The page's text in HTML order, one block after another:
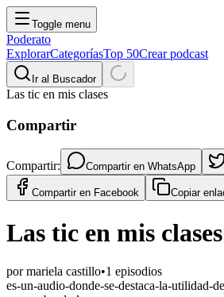
Toggle menu
Poderato
ExplorarCategoríasTop 50Crear podcast
Ir al Buscador
Las tic en mis clases
Compartir
Compartir: Compartir en WhatsApp
Compartir en Facebook Copiar
Las tic en mis clases
pormariela castillo•1 episodios
es-un-audio-donde-se-destaca-la-utilidad-